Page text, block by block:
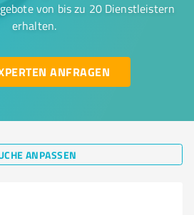
von bis zu 20 Dienstleistern
erhalten.
ANFRAGEN
ANPASSEN